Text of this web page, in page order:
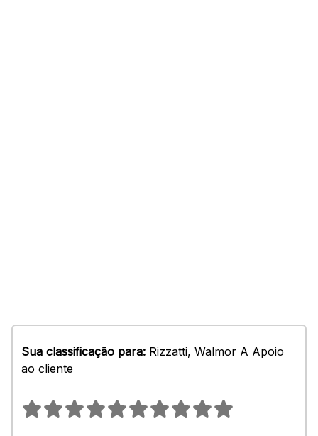
Sua classificação para: Rizzatti, Walmor A Apoio
ao cliente